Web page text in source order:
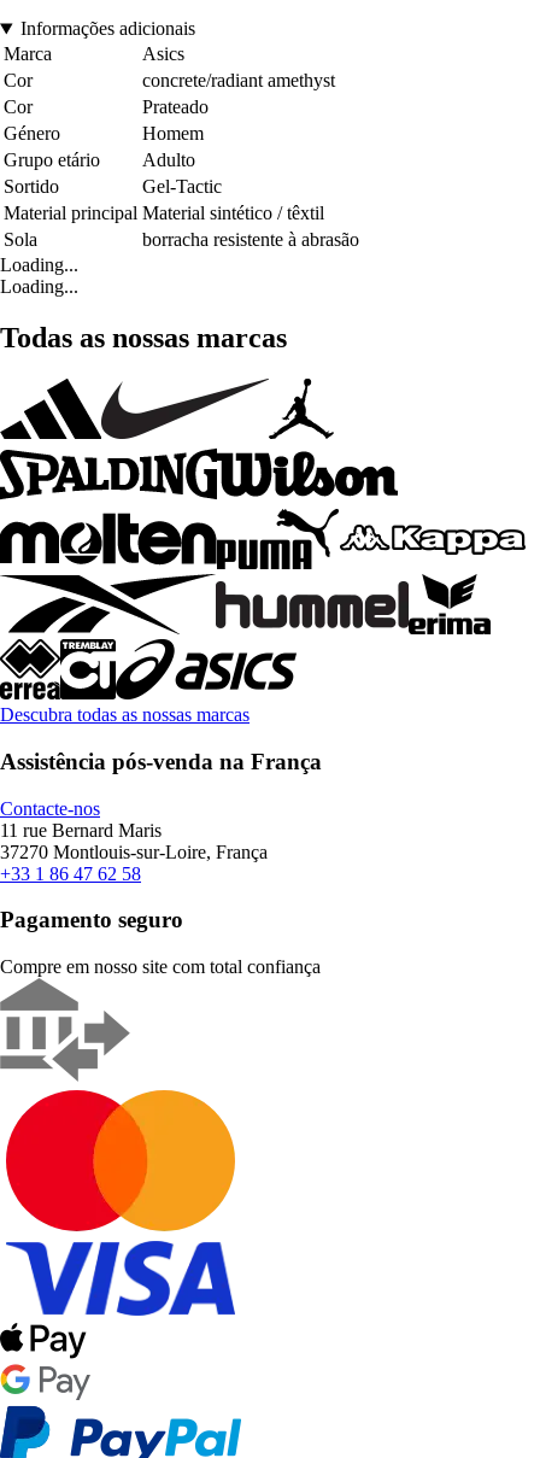
Informações adicionais
Marca
Asics
Cor
concrete/radiant amethyst
Cor
Prateado
Género
Homem
Grupo etário
Adulto
Sortido
Gel-Tactic
Material principal Material sintético / têxtil
Sola
borracha resistente à abrasão
Loading...
Loading...
Todas as nossas marcas
Descubra todas as nossas marcas
Assistência pós-venda na França
Contacte-nos
11 rue Bernard Maris
37270 Montlouis-sur-Loire, França
+33 1 86 47 62 58
Pagamento seguro
Compre em nosso site com total confiança